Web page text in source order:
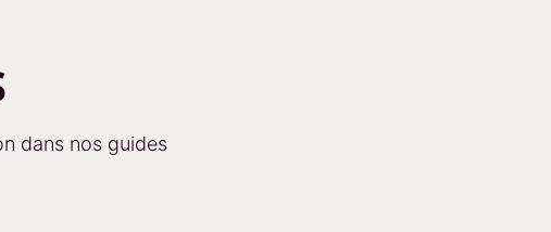
dans nos guides